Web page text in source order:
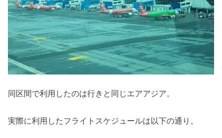
同区間で利用したのは行きと同じエアアジア。
実際に利用したフライトスケジュールは以下の通り。